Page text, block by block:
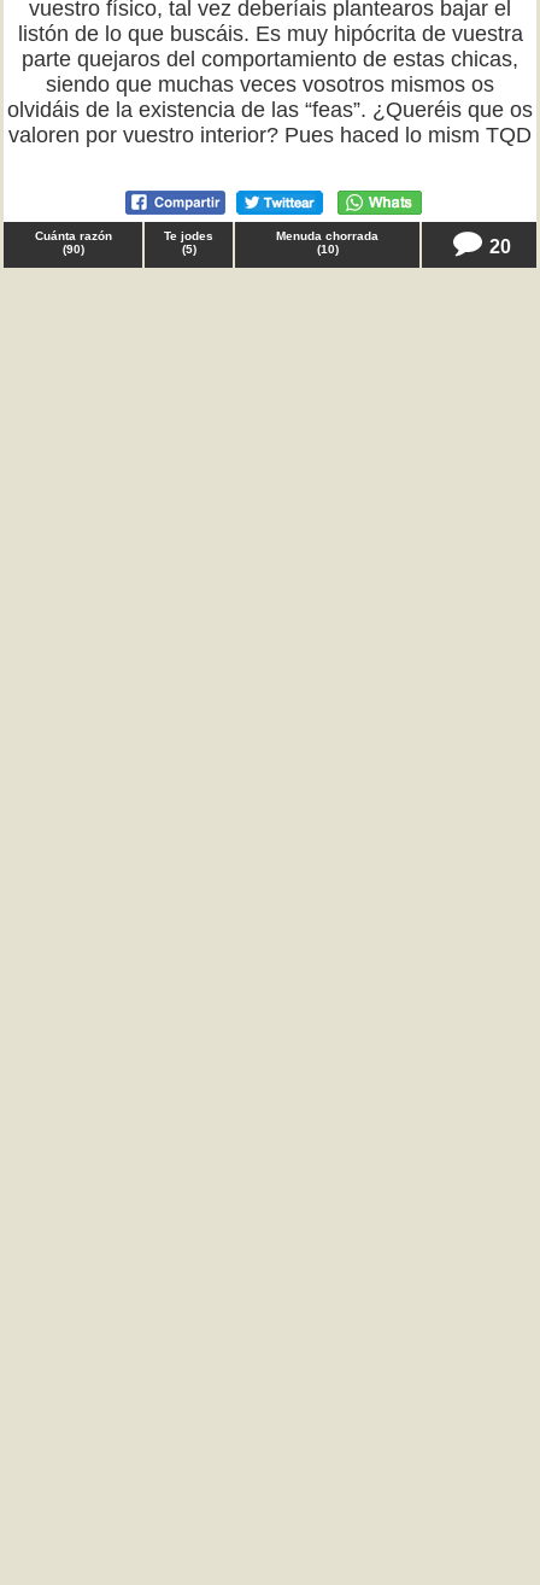
vuestro físico, tal vez deberíais plantearos bajar el
listón de lo que buscáis. Es muy hipócrita de vuestra
parte quejaros del comportamiento de estas chicas,
siendo que muchas veces vosotros mismos os
olvidáis de la existencia de las “feas”. ¿Queréis que os
valoren por vuestro interior? Pues haced lo mism TQD
Cuánta razón
(90)
Te jodes
(5)
Menuda chorrada
(10) 20